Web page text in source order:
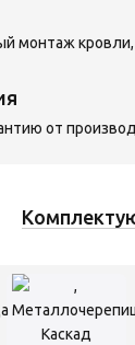
монтаж
от